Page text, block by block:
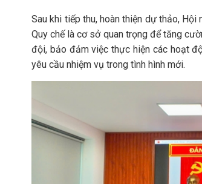
Sau khi tiếp thu, hoàn thiện dự thảo,
Quy chế là cơ sở quan trọng để tăng
đội, bảo đảm việc thực hiện các hoạt
yêu cầu nhiệm vụ trong tình hình mới.